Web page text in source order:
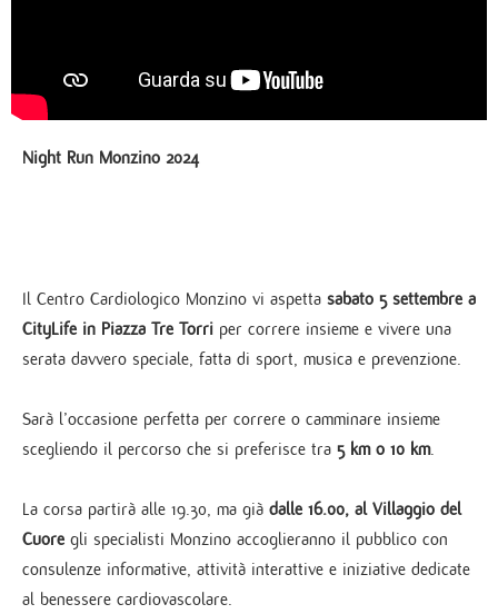
Night Run Monzino 2024
Il Centro Cardiologico Monzino vi aspetta sabato 5 settembre a
CityLife in Piazza Tre Torri per correre insieme e vivere una
serata davvero speciale, fatta di sport, musica e prevenzione.
Sarà l’occasione perfetta per correre o camminare insieme
scegliendo il percorso che si preferisce tra 5 km o 10 km.
La corsa partirà alle 19.30, ma già dalle 16.00, al Villaggio del
Cuore gli specialisti Monzino accoglieranno il pubblico con
consulenze informative, attività interattive e iniziative dedicate
al benessere cardiovascolare.